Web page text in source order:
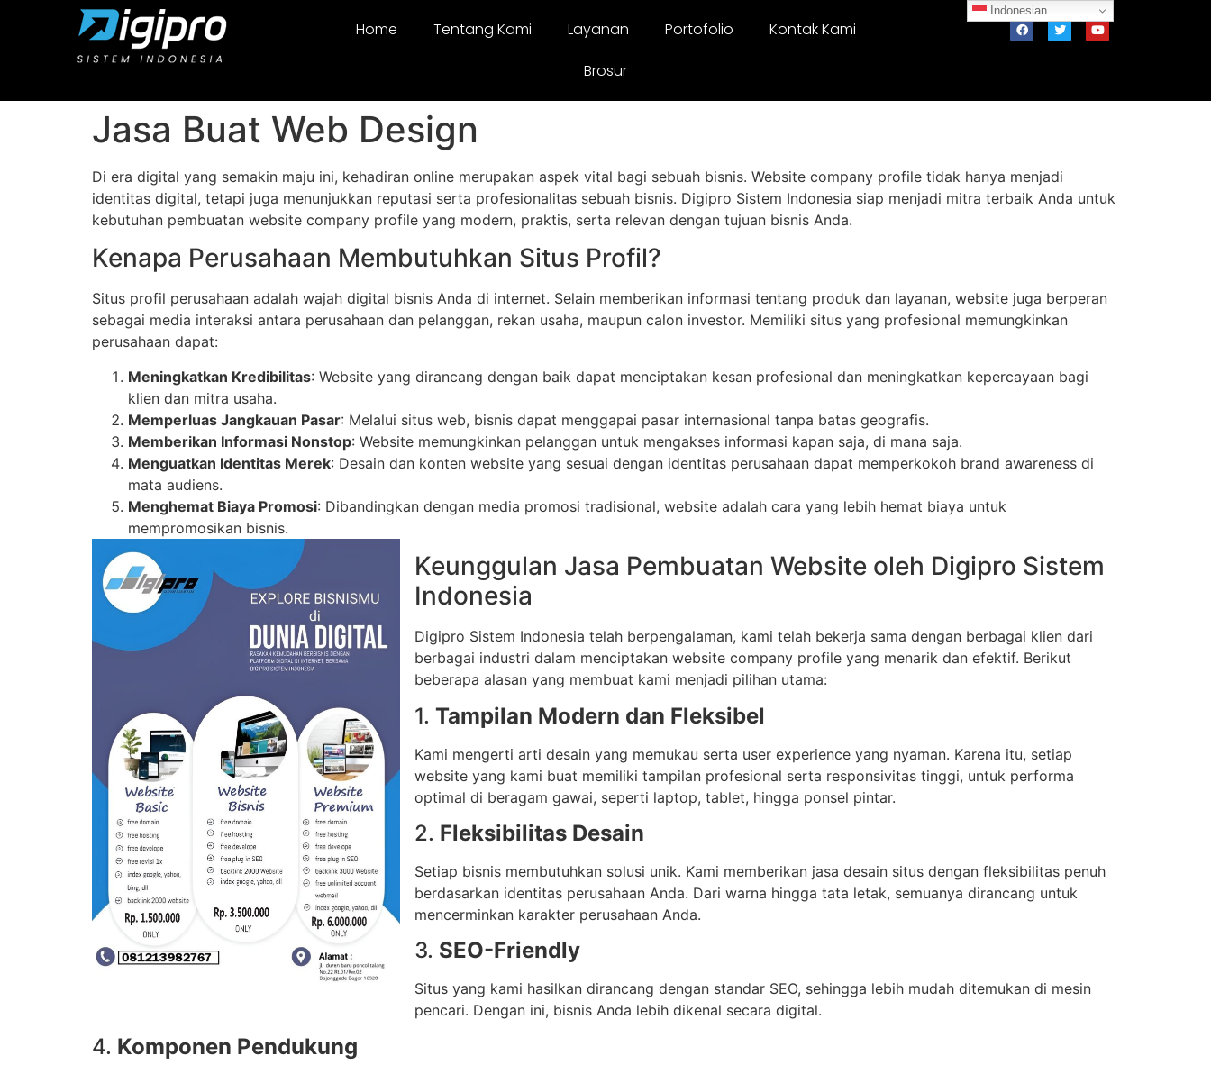
Home Tentang Kami Layanan Portofolio
Kontak Kami
Brosur
Jasa Buat Web Design
Di era digital yang semakin maju ini, kehadiran online merupakan aspek vital bagi sebuah bisnis. Website company profile tidak hanya menjadi
identitas digital, tetapi juga menunjukkan reputasi serta profesionalitas sebuah bisnis. Digipro Sistem Indonesia siap menjadi mitra terbaik Anda untuk
kebutuhan pembuatan website company profile yang modern, praktis, serta relevan dengan tujuan bisnis Anda.
Kenapa Perusahaan Membutuhkan Situs Profil?
Situs profil perusahaan adalah wajah digital bisnis Anda di internet. Selain memberikan informasi tentang produk dan layanan, website juga berperan
sebagai media interaksi antara perusahaan dan pelanggan, rekan usaha, maupun calon investor. Memiliki situs yang profesional memungkinkan
perusahaan dapat:
Meningkatkan Kredibilitas: Website yang dirancang dengan baik dapat menciptakan kesan profesional dan meningkatkan kepercayaan bagi
klien dan mitra usaha.
Memperluas Jangkauan Pasar: Melalui situs web, bisnis dapat menggapai pasar internasional tanpa batas geografis.
Memberikan Informasi Nonstop: Website memungkinkan pelanggan untuk mengakses informasi kapan saja, di mana saja.
Menguatkan Identitas Merek: Desain dan konten website yang sesuai dengan identitas perusahaan dapat memperkokoh brand awareness di
mata audiens.
Menghemat Biaya Promosi: Dibandingkan dengan media promosi tradisional, website adalah cara yang lebih hemat biaya untuk
mempromosikan bisnis.
Keunggulan Jasa Pembuatan Website oleh Digipro Sistem
Indonesia
Digipro Sistem Indonesia telah berpengalaman, kami telah bekerja sama dengan berbagai klien dari
berbagai industri dalam menciptakan website company profile yang menarik dan efektif. Berikut
beberapa alasan yang membuat kami menjadi pilihan utama:
1. Tampilan Modern dan Fleksibel
Kami mengerti arti desain yang memukau serta user experience yang nyaman. Karena itu, setiap
website yang kami buat memiliki tampilan profesional serta responsivitas tinggi, untuk performa
optimal di beragam gawai, seperti laptop, tablet, hingga ponsel pintar.
2. Fleksibilitas Desain
Setiap bisnis membutuhkan solusi unik. Kami memberikan jasa desain situs dengan fleksibilitas penuh
berdasarkan identitas perusahaan Anda. Dari warna hingga tata letak, semuanya dirancang untuk
mencerminkan karakter perusahaan Anda.
3. SEO-Friendly
Situs yang kami hasilkan dirancang dengan standar SEO, sehingga lebih mudah ditemukan di mesin
pencari. Dengan ini, bisnis Anda lebih dikenal secara digital.
4. Komponen Pendukung
Indonesian